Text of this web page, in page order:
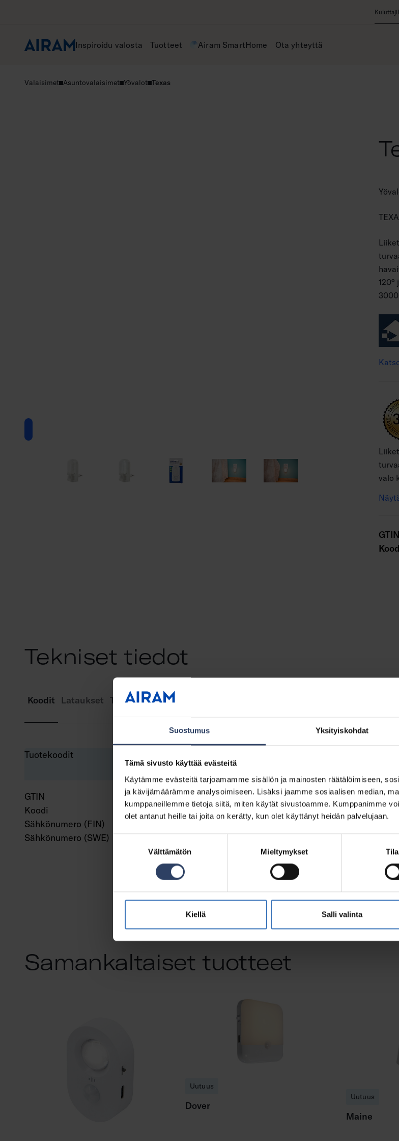
Suostumus Yksityiskohdat
Tämä sivusto käyttää evästeitä
Käytämme evästeitä tarjoamamme sisällön ja mainosten räätälöimiseen,
ja kävijämäärämme analysoimiseen. Lisäksi jaamme sosiaalisen median,
kumppaneillemme tietoja siitä, miten käytät sivustoamme. Kumppanimme
olet antanut heille tai joita on kerätty, kun olet käyttänyt heidän palvelujaan.
Välttämätön Mieltymykset
Kiellä Salli valinta
Inspiroidu valosta Tuotteet Airam SmartHome Ota yhteyttä
Valaisimet Asuntovalaisimet Yövalot Texas
valo
GTIN
Tekniset tiedot
Koodit Lataukset Tekniset tiedot
Tuotekoodit
GTIN
6435200216243
Koodi
4116493
Sähkönumero (FIN)
Sähkönumero (SWE)
7502641
Samankaltaiset tuotteet
Uutuus
Dover
Uutuus
Maine